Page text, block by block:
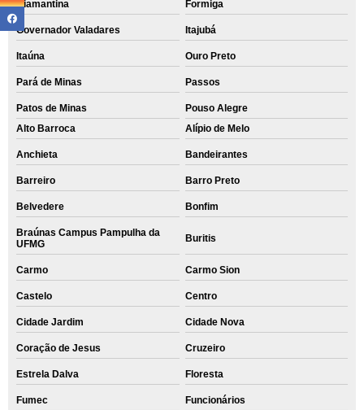
Diamantina Formiga
Governador Valadares Itajubá
Itaúna Ouro Preto
Pará de Minas Passos
Patos de Minas
Pouso Alegre
Alto Barroca
Alípio de Melo
Anchieta Bandeirantes
Barreiro Barro Preto
Belvedere Bonfim
Braúnas Campus Pampulha da
UFMG
Buritis
Carmo Carmo Sion
Castelo Centro
Cidade Jardim Cidade Nova
Coração de Jesus Cruzeiro
Estrela Dalva Floresta
Fumec Funcionários